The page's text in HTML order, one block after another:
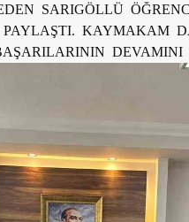
SARIGÖLLÜ
KAYMAKAM
DEVAMINI